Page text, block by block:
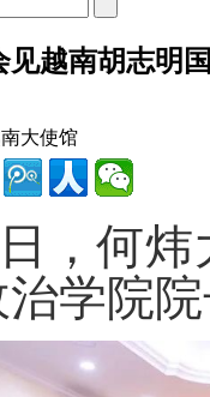
见越南胡志明
大使馆
，何
治学院